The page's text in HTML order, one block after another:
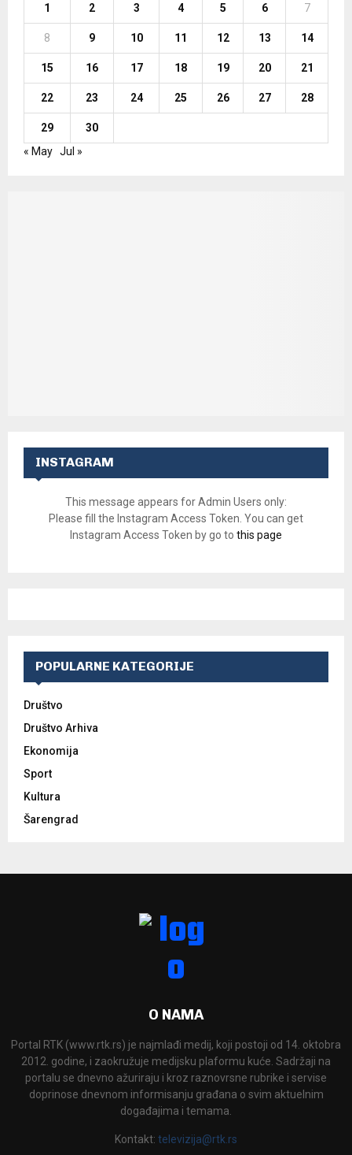
1 2 3 4 5 6 7
8 9 10 11 12 13 14
15 16 17 18 19 20 21
22 23 24 25 26 27 28
29
30
« May Jul »
INSTAGRAM
This message appears for Admin Users only:
Please fill the Instagram Access Token. You can get
Instagram Access Token by go to this page
POPULARNE KATEGORIJE
Društvo
Društvo Arhiva
Ekonomija
Sport
Kultura
Šarengrad
O NAMA
Portal RTK (www.rtk.rs) je najmlađi medij, koji postoji od 14. oktobra
2012. godine, i zaokružuje medijsku plaformu kuće. Sadržaji na
portalu se dnevno ažuriraju i kroz raznovrsne rubrike i servise
doprinose dnevnom informisanju građana o svim aktuelnim
događajima i temama.
Kontakt: televizija@rtk.rs